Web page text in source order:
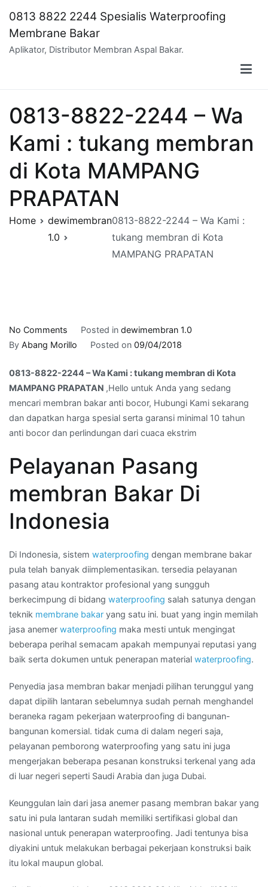
content
0813 8822 2244 Spesialis Waterproofing
Membrane Bakar
Aplikator, Distributor Membran Aspal Bakar.
0813-8822-2244 – Wa
Kami : tukang membran
di Kota MAMPANG
PRAPATAN
Home
dewimembran
1.0
0813-8822-2244 – Wa Kami :
tukang membran di Kota
MAMPANG PRAPATAN
No Comments
0813-
2244
–
Wa
Kami
membran
Kota
PRAPATAN
Posted in dewimembran 1.0
By Abang Morillo Posted on 09/04/2018
0813-8822-2244 – Wa Kami : tukang membran di Kota
MAMPANG PRAPATAN ,Hello untuk Anda yang sedang
mencari membran bakar anti bocor, Hubungi Kami sekarang
dan dapatkan harga spesial serta garansi minimal 10 tahun
anti bocor dan perlindungan dari cuaca ekstrim
Pelayanan Pasang
membran Bakar Di
Indonesia
Di Indonesia, sistem waterproofing dengan membrane bakar
pula telah banyak diimplementasikan. tersedia pelayanan
pasang atau kontraktor profesional yang sungguh
berkecimpung di bidang waterproofing salah satunya dengan
teknik membrane bakar yang satu ini. buat yang ingin memilah
jasa anemer waterproofing maka mesti untuk mengingat
beberapa perihal semacam apakah mempunyai reputasi yang
baik serta dokumen untuk penerapan material waterproofing.
Penyedia jasa membran bakar menjadi pilihan terunggul yang
dapat dipilih lantaran sebelumnya sudah pernah menghandel
beraneka ragam pekerjaan waterproofing di bangunan-
bangunan komersial. tidak cuma di dalam negeri saja,
pelayanan pemborong waterproofing yang satu ini juga
mengerjakan beberapa pesanan konstruksi terkenal yang ada
di luar negeri seperti Saudi Arabia dan juga Dubai.
Keunggulan lain dari jasa anemer pasang membran bakar yang
satu ini pula lantaran sudah memiliki sertifikasi global dan
nasional untuk penerapan waterproofing. Jadi tentunya bisa
diyakini untuk melakukan berbagai pekerjaan konstruksi baik
itu lokal maupun global.